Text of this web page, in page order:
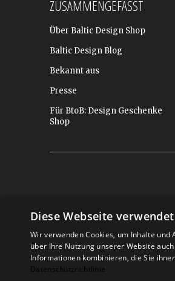
ZUSAMMENGEFASST
Über Baltic Design Shop
Baltic Design Blog
Bekannt aus
Presse
Für BtoB: Design Geschenke
Shop
Diese Webseite
Wir verwenden Cookies, um Inhalte
über Ihre Nutzung unserer Website
Informationen kombinieren, die Sie
Datenschutzrichtlinie